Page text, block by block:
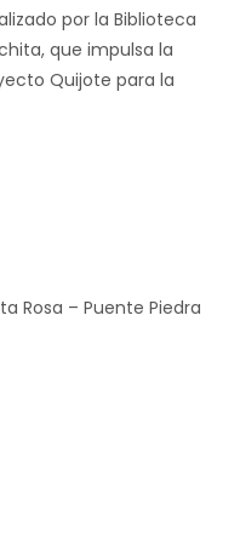
por la Biblioteca
que impulsa la
Quijote para la
Rosa – Puente Piedra